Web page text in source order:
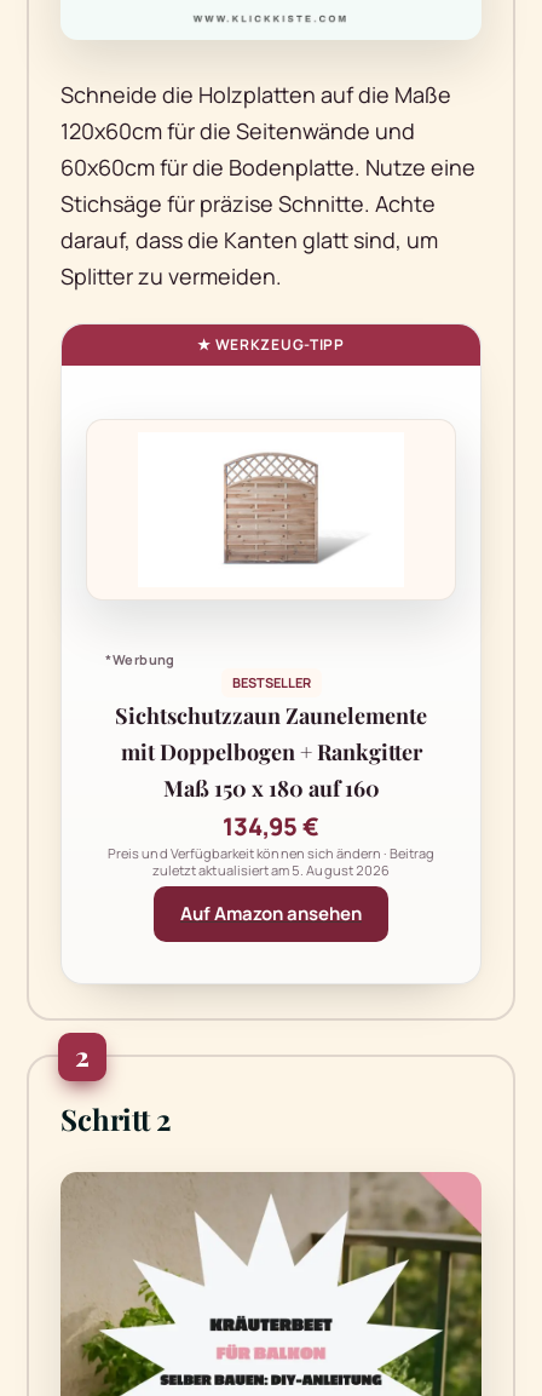
Schneide die Holzplatten auf die Maße
120x60cm für die Seitenwände und
60x60cm für die Bodenplatte. Nutze eine
Stichsäge für präzise Schnitte. Achte
darauf, dass die Kanten glatt sind, um
Splitter zu vermeiden.
*Werbung
BESTSELLER
Sichtschutzzaun Zaunelemente
mit Doppelbogen + Rankgitter
Maß 150 x 180 auf 160
134,95 €
Preis und Verfügbarkeit können sich ändern · Beitrag
zuletzt aktualisiert am 5. August 2026
Auf Amazon ansehen
2
Schritt 2